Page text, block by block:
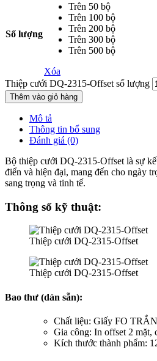
Số lượng
Trên 50 bộ
Trên 100 bộ
Trên 200 bộ
Trên 300 bộ
Trên 500 bộ
Xóa
Thiệp cưới DQ-2315-Offset số lượng
Thêm vào giỏ hàng
Mô tả
Thông tin bổ sung
Đánh giá (0)
Bộ thiệp cưới DQ-2315-Offset là sự
điển và hiện đại, mang đến cho ngày
sang trọng và tinh tế.
Thông số kỹ thuật:
Thiệp cưới DQ-2315-Offset
Thiệp cưới DQ-2315-Offset
Bao thư (dán sẵn):
Chất liệu: Giấy FO
Gia công: In offset 2 mặt,
Kích thước thành phẩm: